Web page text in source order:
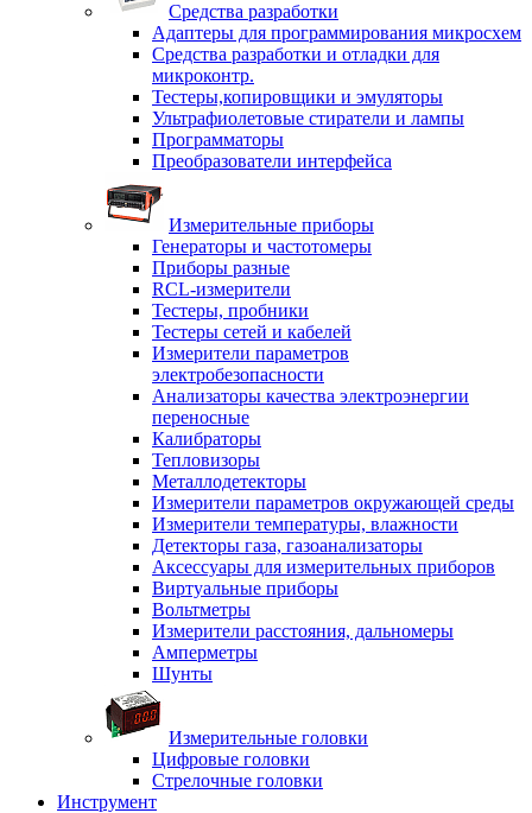
Средства разработки
Адаптеры для программирования микросхем
Средства разработки и отладки для
микроконтр.
Тестеры,копировщики и эмуляторы
Ультрафиолетовые стиратели и лампы
Программаторы
Преобразователи интерфейса
Измерительные приборы
Генераторы и частотомеры
Приборы разные
RCL-измерители
Тестеры, пробники
Тестеры сетей и кабелей
Измерители параметров
электробезопасности
Анализаторы качества электроэнергии
переносные
Калибраторы
Тепловизоры
Металлодетекторы
Измерители параметров окружающей среды
Измерители температуры, влажности
Детекторы газа, газоанализаторы
Аксессуары для измерительных приборов
Виртуальные приборы
Вольтметры
Измерители расстояния, дальномеры
Амперметры
Шунты
Измерительные головки
Цифровые головки
Стрелочные головки
Инструмент